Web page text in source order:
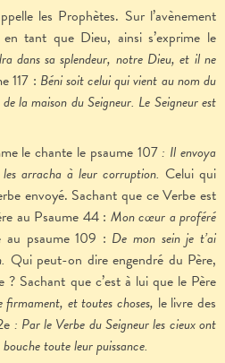
les Prophètes. Sur l’avènement
tant que Dieu, ainsi s’exprime le
dans sa splendeur, notre Dieu, et il ne
117 : Béni soit celui qui vient au nom du
la maison du Seigneur. Le Seigneur est
le chante le psaume 107: Il envoya
arracha à leur corruption. Celui qui
envoyé. Sachant que ce Verbe est
au Psaume 44 : Mon cœur a proféré
au psaume 109 : De mon sein je t’ai
Qui peut-on dire engendré du Père,
? Sachant que c’est à lui que le Père
et toutes choses, le livre des
: Par le Verbe du Seigneur les cieux ont
toute leur puissance.